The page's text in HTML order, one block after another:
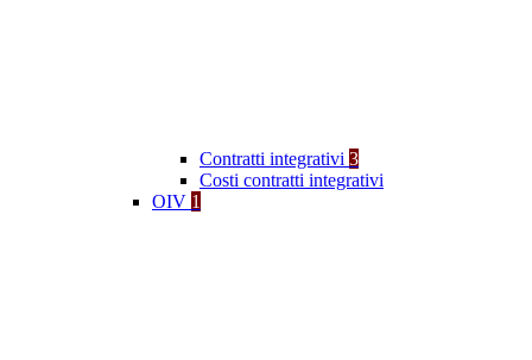
Contratti integrativi 3
Costi contratti integrativi
OIV 1